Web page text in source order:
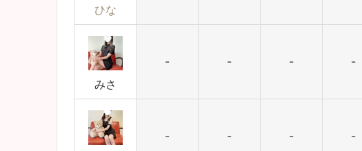
ひな
みさ
- - - -
- - - -